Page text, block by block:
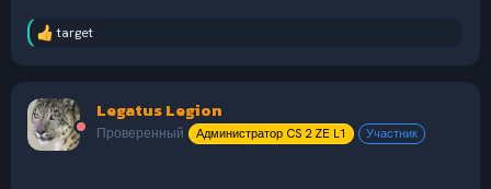
Ссылка на профиль в статистике:
https://net4all.ru/onlinestats_all/13/137762235/view
Несколько часов в день в будни и больше в выходные
Почему Вы решили стать Лидером:Последние месяцы
Р
ц
и
и
target
Legatus Legion
Проверенный Администратор CS 2 ZE L1 Участник